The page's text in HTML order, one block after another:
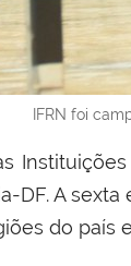
IFRN foi
DF. A
do país